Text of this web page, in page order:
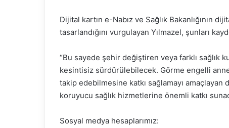
Dijital kartın e-Nabız ve Sağlık Bakanlığının
tasarlandığını vurgulayan Yılmazel, şunları
“Bu sayede şehir değiştiren veya farklı sağlık
kesintisiz sürdürülebilecek. Görme engelli
takip edebilmesine katkı sağlamayı
koruyucu sağlık hizmetlerine önemli katkı
Sosyal medya hesaplarımız: